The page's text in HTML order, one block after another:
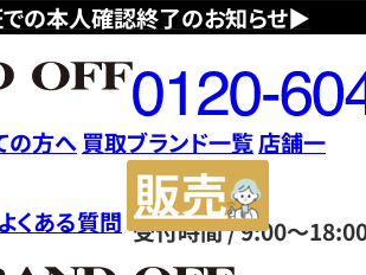
の本人確認終了のお知らせ▶
フ
リ
ー
ダ
イ
ヤ
ル
受付時間 / 9:00～
の方へ 買取ブランド一覧店舗一
よくある質問
サ